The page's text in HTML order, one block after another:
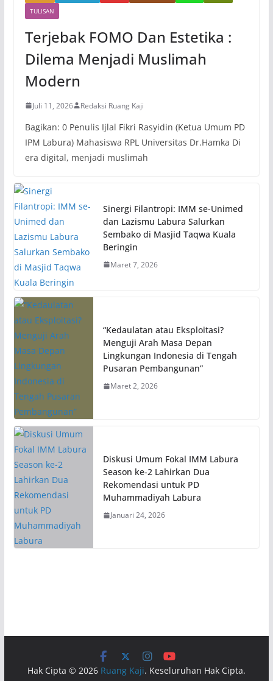
TULISAN
Terjebak FOMO Dan Estetika :
Dilema Menjadi Muslimah
Modern
Juli 11, 2026 Redaksi Ruang Kaji
Bagikan: 0 Penulis Ijlal Fikri Rasyidin (Ketua Umum PD
IPM Labura) Mahasiswa RPL Universitas Dr.Hamka Di
era digital, menjadi muslimah
Sinergi Filantropi: IMM se-Unimed
dan Lazismu Labura Salurkan
Sembako di Masjid Taqwa Kuala
Beringin
Maret 7, 2026
“Kedaulatan atau Eksploitasi?
Menguji Arah Masa Depan
Lingkungan Indonesia di Tengah
Pusaran Pembangunan”
Maret 2, 2026
Diskusi Umum Fokal IMM Labura
Season ke-2 Lahirkan Dua
Rekomendasi untuk PD
Muhammadiyah Labura
Januari 24, 2026
Hak Cipta © 2026 Ruang Kaji. Keseluruhan Hak Cipta.